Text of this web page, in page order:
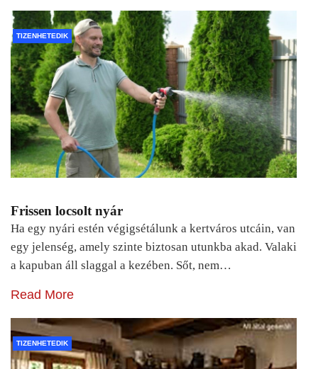
TIZENHETEDIK
Frissen locsolt nyár
Ha egy nyári estén végigsétálunk a kertváros utcáin, van
egy jelenség, amely szinte biztosan utunkba akad. Valaki
a kapuban áll slaggal a kezében. Sőt, nem…
Read More
TIZENHETEDIK